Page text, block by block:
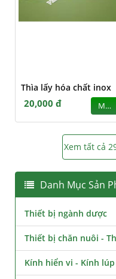
Thìa lấy hóa chất inox
20,000 đ MUA
Xem tất cả
Danh Mục Sản
Thiết bị ngành dược
Thiết bị chăn nuôi -
Kính hiển vi - Kính lúp